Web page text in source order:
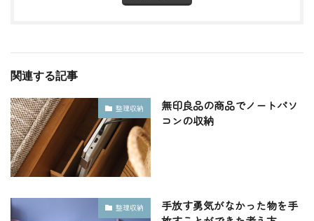
関連する記事
整理収納
無印良品の商品でノートパソ
コンの収納
整理収納
手放す勇気がなかった物を手